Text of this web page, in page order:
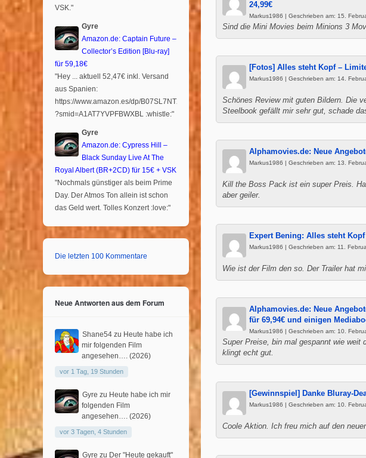
24,99€
Markus1986 | Geschrieben am: 15.
Sind die Mini Movies beim Minions 3
[Fotos] Alles steht Kopf –
Markus1986 | Geschrieben am: 14.
Schönes Review mit guten Bildern. Die
Steelbook gefällt mir sehr gut, schade
Alphamovies.de: Neue
Markus1986 | Geschrieben am: 13.
Kill the Boss Pack ist ein super Preis.
aber geiler.
Expert Bening: Alles steht
Markus1986 | Geschrieben am: 11.
Wie ist der Film den so. Der Trailer hat
Alphamovies.de: Neue
für 69,94€ und einigen
Markus1986 | Geschrieben am: 10.
Super Preise, bin mal gespannt wie weit
klingt echt gut.
[Gewinnspiel] Danke Bluray-
Markus1986 | Geschrieben am: 10.
Coole Aktion. Ich freu mich auf den
VSK."
Gyre
Amazon.de: Captain Future –
Collector’s Edition [Blu-ray]
für 59,18€
"Hey ... aktuell 52,47€ inkl. Versand
aus Spanien:
https://www.amazon.es/dp/B07SL7NTXR
?smid=A1AT7YVPFBWXBL :whistle:"
Gyre
Amazon.de: Cypress Hill –
Black Sunday Live At The
Royal Albert (BR+2CD) für 15€ + VSK
"Nochmals günstiger als beim Prime
Day. Der Atmos Ton allein ist schon
das Geld wert. Tolles Konzert :love:"
Die letzten 100 Kommentare
Neue Antworten aus dem Forum
Shane54 zu Heute habe ich
mir folgenden Film
angesehen…. (2026)
vor 1 Tag, 19 Stunden
Gyre zu Heute habe ich mir
folgenden Film
angesehen…. (2026)
vor 3 Tagen, 4 Stunden
Gyre zu Der "Heute gekauft"